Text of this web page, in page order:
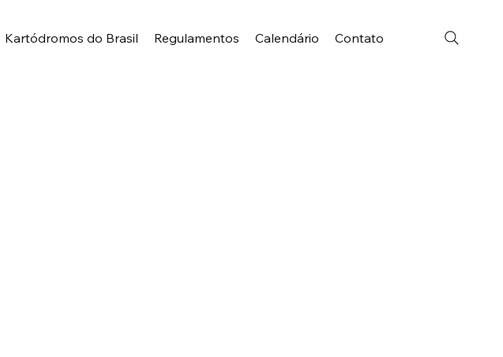
Kartódromos do Brasil Regulamentos Calendário Contato